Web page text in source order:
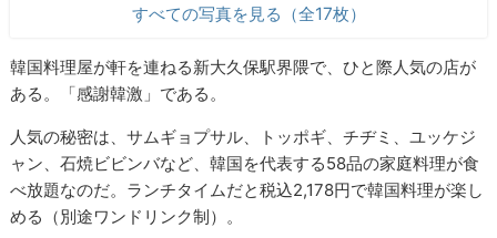
すべての写真を見る（全17枚）
韓国料理屋が軒を連ねる新大久保駅界隈で、ひと際人気の店が
ある。「感謝韓激」である。
人気の秘密は、サムギョプサル、トッポギ、チヂミ、ユッケジ
ャン、石焼ビビンバなど、韓国を代表する58品の家庭料理が食
べ放題なのだ。ランチタイムだと税込2,178円で韓国料理が楽し
める（別途ワンドリンク制）。